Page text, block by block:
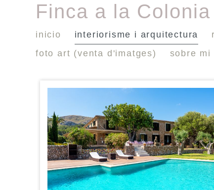
Finca a la
inicio interiorisme i arquitectura
foto art (venta d'imatges)
sobre mi